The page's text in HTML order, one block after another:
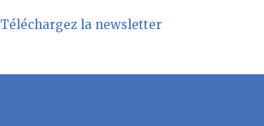
Téléchargez la newsletter